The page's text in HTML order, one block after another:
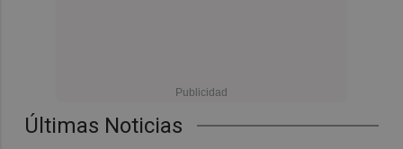
Últimas Noticias